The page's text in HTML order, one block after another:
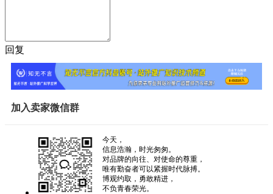
回复
加入卖家微信群
今天，
信息浩瀚，时光匆匆。
对品牌的向往、对使命的尊重，
唯有勤奋者可以紧握时代脉搏。
博观约取，勇敢精进，
不负青春荣光。